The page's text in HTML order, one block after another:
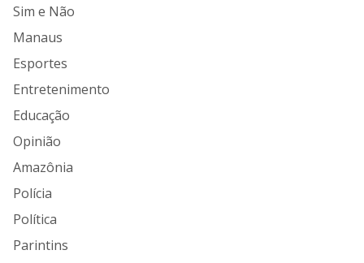
Sim e Não
Manaus
Esportes
Entretenimento
Educação
Opinião
Amazônia
Polícia
Política
Parintins